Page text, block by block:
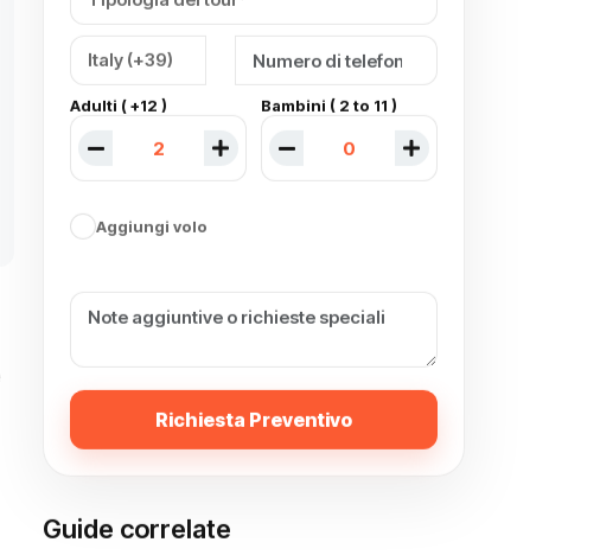
Adulti ( +12 ) Bambini ( 2 to 11 )
Aggiungi volo
Richiesta Preventivo
Guide correlate